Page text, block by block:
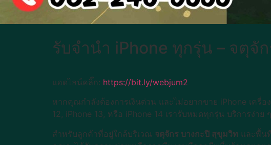
รับจำนำ iPhone ทุกรุ่น – จตุจั
แอดไลน์คลิ๊ก: https://bit.ly/webjum2
หากคุณกำลังต้องการเงินด่วน และไม่อยากขาย iPhone เครื่
12, iPhone 13, หรือ iPhone 14 เรารับหมดทุกรุ่น บริการง่
สำหรับลูกค้าที่อยู่ใกล้บริเวณ จตุจักร บางกะปิ สุขุมวิท และพื้น